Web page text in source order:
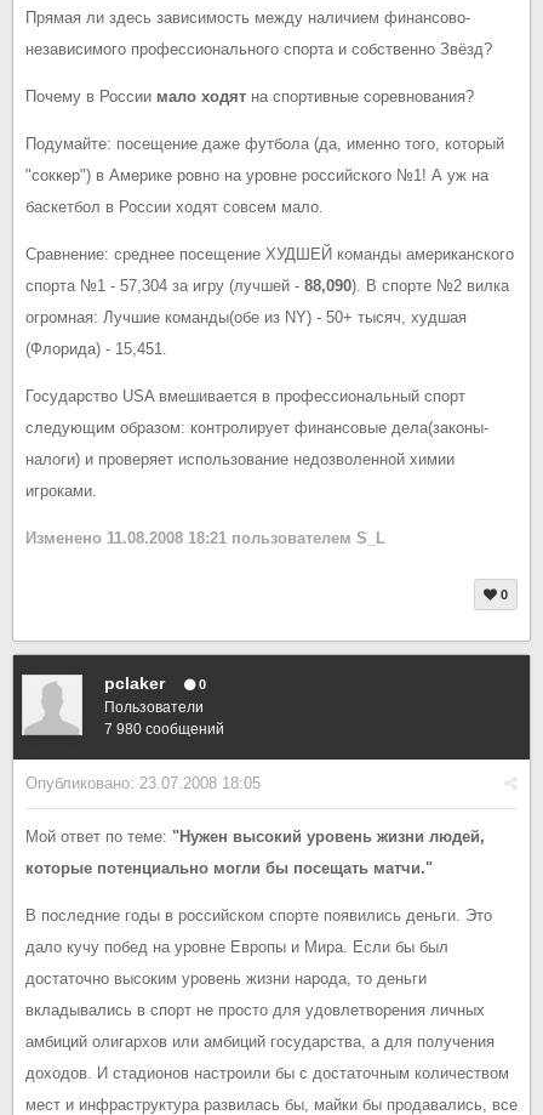
Прямая ли здесь зависимость между наличием финансово-
независимого профессионального спорта и собственно Звёзд?
Почему в России мало ходят на спортивные соревнования?
Подумайте: посещение даже футбола (да, именно того, который
"соккер") в Америке ровно на уровне российского №1! А уж на
баскетбол в России ходят совсем мало.
Сравнение: среднее посещение ХУДШЕЙ команды американского
спорта №1 - 57,304 за игру (лучшей - 88,090). В спорте №2 вилка
огромная: Лучшие команды(обе из NY) - 50+ тысяч, худшая
(Флорида) - 15,451.
Государство USA вмешивается в профессиональный спорт
следующим образом: контролирует финансовые дела(законы-
налоги) и проверяет использование недозволенной химии
игроками.
Изменено 11.08.2008 18:21 пользователем S_L
0
pclaker 0
Пользователи
7 980 сообщений
Опубликовано: 23.07.2008 18:05
Мой ответ по теме: "Нужен высокий уровень жизни людей,
которые потенциально могли бы посещать матчи."
В последние годы в российском спорте появились деньги. Это
дало кучу побед на уровне Европы и Мира. Если бы был
достаточно высоким уровень жизни народа, то деньги
вкладывались в спорт не просто для удовлетворения личных
амбиций олигархов или амбиций государства, а для получения
доходов. И стадионов настроили бы с достаточным количеством
мест и инфраструктура развилась бы, майки бы продавались, все